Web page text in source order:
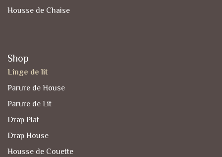
Housse de Chaise
Shop
Linge de lit
Parure de House
Parure de Lit
Drap Plat
Drap House
Housse de Couette